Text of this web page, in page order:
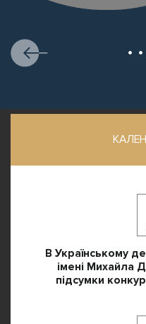
В Українському
імені Михайла
підсумки